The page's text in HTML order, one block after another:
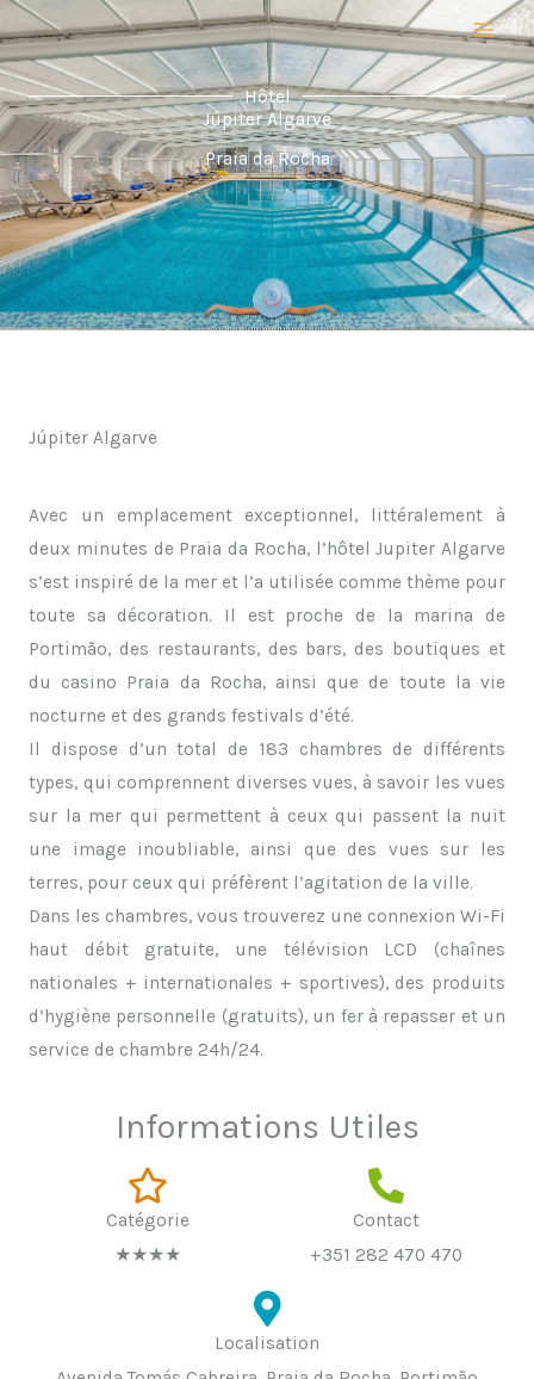
Aller
au
contenu
Hôtel
Júpiter Algarve
Praia da Rocha
Júpiter Algarve
Avec un emplacement exceptionnel, littéralement à
deux minutes de Praia da Rocha, l’hôtel Jupiter Algarve
s’est inspiré de la mer et l’a utilisée comme thème pour
toute sa décoration. Il est proche de la marina de
Portimão, des restaurants, des bars, des boutiques et
du casino Praia da Rocha, ainsi que de toute la vie
nocturne et des grands festivals d’été.
Il dispose d’un total de 183 chambres de différents
types, qui comprennent diverses vues, à savoir les vues
sur la mer qui permettent à ceux qui passent la nuit
une image inoubliable, ainsi que des vues sur les
terres, pour ceux qui préfèrent l’agitation de la ville.
Dans les chambres, vous trouverez une connexion Wi-Fi
haut débit gratuite, une télévision LCD (chaînes
nationales + internationales + sportives), des produits
d’hygiène personnelle (gratuits), un fer à repasser et un
service de chambre 24h/24.
Informations Utiles
Catégorie
★★★★
Contact
+351 282 470 470
Localisation